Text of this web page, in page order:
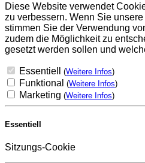
Diese Website verwendet
zu verbessern. Wenn Sie
stimmen Sie der Verwendung
zudem die Möglichkeit zu
gesetzt werden sollen und
Essentiell (Weitere Infos)
Funktional (Weitere Infos)
Marketing (Weitere Infos)
Essentiell
Sitzungs-Cookie